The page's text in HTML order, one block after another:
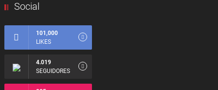
Social
101,000
LIKES
4.019
SEGUIDORES